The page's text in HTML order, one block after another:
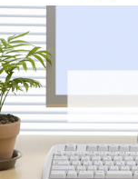
当院について
院長ご紹介
施術の流れ
主な症例と施術